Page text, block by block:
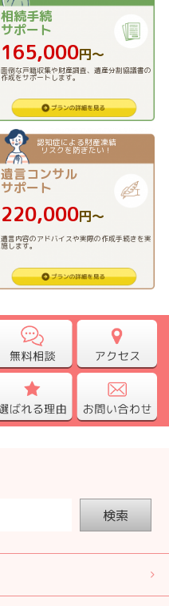
相続手続
サポート
165,000円〜
面倒な戸籍収集や財産調査、遺産分割協議書の
作成をサポートします。
認知症による財産凍結
リスクを防ぎたい！
遺言コンサル
サポート
220,000円〜
遺言内容のアドバイスや実際の作成手続きを実
施します。
検索